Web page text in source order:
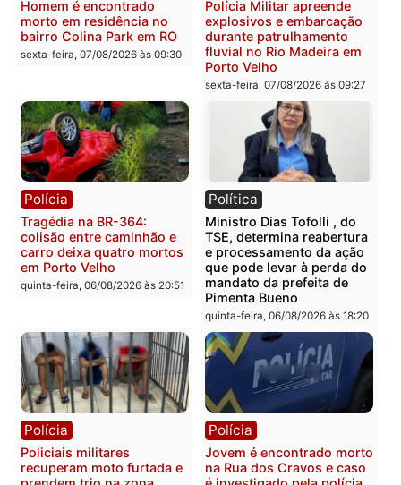
sexta-feira, 07/08/2026 às 12:24
Polícia
Casal é preso pela PRF
com mais de 72 quilos de
mercúrio escondidos em
estepe em Porto Velho
sexta-feira, 07/08/2026 às 09:38
Polícia
Polícia Civil deflagra
operação contra facção
criminosa que atacava
provedores de internet
Rondônia
sexta-feira, 07/08/2026 às
Polícia
Homem é encontrado
morto em residência no
bairro Colina Park em RO
sexta-feira, 07/08/2026 às 09:30
Polícia
Polícia Militar apreende
explosivos e
durante patrulhamento
fluvial no Rio Madeira em
Porto Velho